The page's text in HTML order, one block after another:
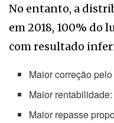
No entanto, a
em 2018, 100% do
com resultado
Maior correção
Maior
Maior repasse